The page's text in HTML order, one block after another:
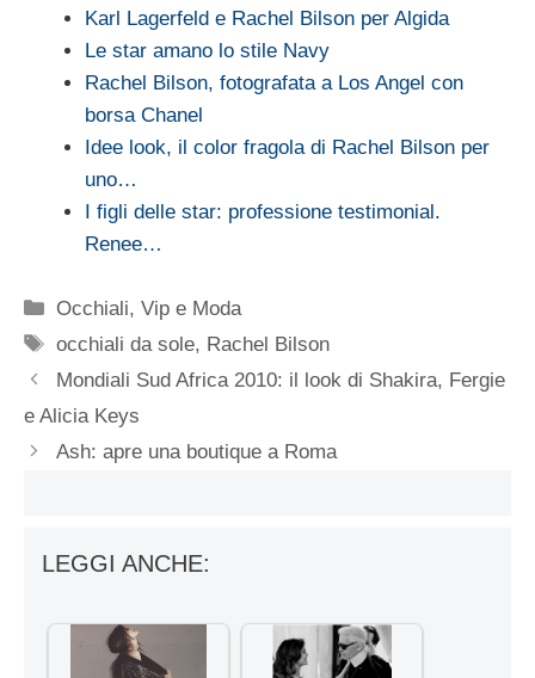
Karl Lagerfeld e Rachel Bilson per Algida
Le star amano lo stile Navy
Rachel Bilson, fotografata a Los Angel con
borsa Chanel
Idee look, il color fragola di Rachel Bilson per
uno…
I figli delle star: professione testimonial.
Renee…
Categorie
Occhiali,Vip e Moda
Tag
occhiali da sole, Rachel Bilson
Mondiali Sud Africa 2010: il look di Shakira, Fergie
e Alicia Keys
Ash: apre una boutique a Roma
LEGGI ANCHE: